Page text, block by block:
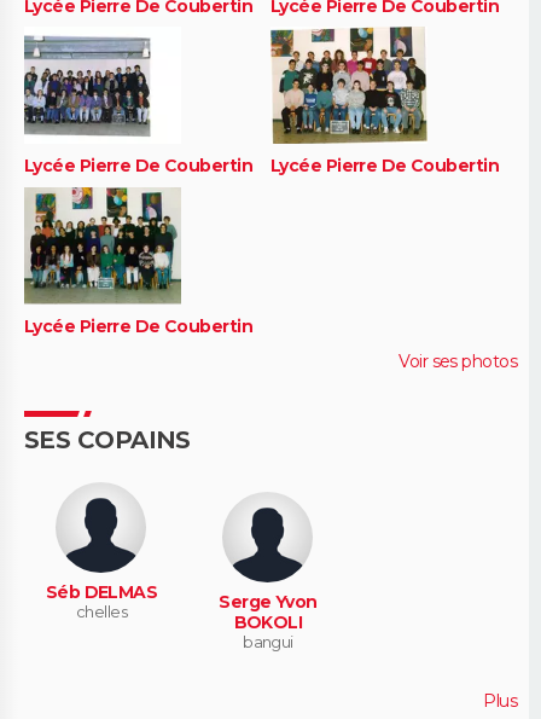
Lycée Pierre De Coubertin Lycée Pierre De Coubertin
Lycée Pierre De Coubertin Lycée Pierre De Coubertin
Lycée Pierre De Coubertin
Voir ses photos
SES COPAINS
Séb DELMAS
chelles
Serge Yvon
BOKOLI
bangui
Plus